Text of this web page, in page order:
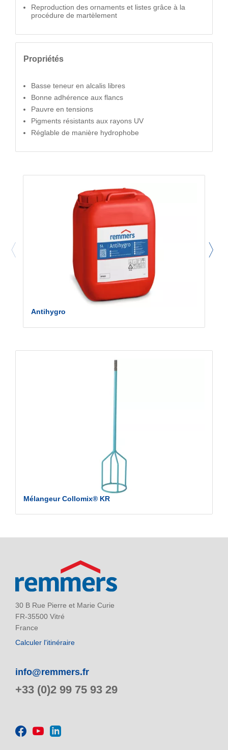
Reproduction des ornaments et listes grâce à la
procédure de martèlement
Propriétés
Basse teneur en alcalis libres
Bonne adhérence aux flancs
Pauvre en tensions
Pigments résistants aux rayons UV
Réglable de manière hydrophobe
Antihygro
Mélangeur Collomix® KR
30 B Rue Pierre et Marie Curie
FR-35500 Vitré
France
Calculer l'itinéraire
info@remmers.fr
+33 (0)2 99 75 93 29